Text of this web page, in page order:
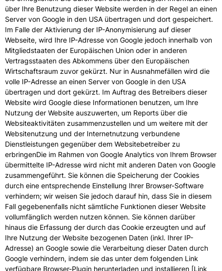
über Ihre Benutzung dieser Website werden in der Regel an einen
Server von Google in den USA übertragen und dort gespeichert.
Im Falle der Aktivierung der IP-Anonymisierung auf dieser
Webseite, wird Ihre IP-Adresse von Google jedoch innerhalb von
Mitgliedstaaten der Europäischen Union oder in anderen
Vertragsstaaten des Abkommens über den Europäischen
Wirtschaftsraum zuvor gekürzt. Nur in Ausnahmefällen wird die
volle IP-Adresse an einen Server von Google in den USA
übertragen und dort gekürzt. Im Auftrag des Betreibers dieser
Website wird Google diese Informationen benutzen, um Ihre
Nutzung der Website auszuwerten, um Reports über die
Websiteaktivitäten zusammenzustellen und um weitere mit der
Websitenutzung und der Internetnutzung verbundene
Dienstleistungen gegenüber dem Websitebetreiber zu
erbringenDie im Rahmen von Google Analytics von Ihrem Browser
übermittelte IP-Adresse wird nicht mit anderen Daten von Google
zusammengeführt. Sie können die Speicherung der Cookies
durch eine entsprechende Einstellung Ihrer Browser-Software
verhindern; wir weisen Sie jedoch darauf hin, dass Sie in diesem
Fall gegebenenfalls nicht sämtliche Funktionen dieser Website
vollumfänglich werden nutzen können. Sie können darüber
hinaus die Erfassung der durch das Cookie erzeugten und auf
Ihre Nutzung der Website bezogenen Daten (inkl. Ihrer IP-
Adresse) an Google sowie die Verarbeitung dieser Daten durch
Google verhindern, indem sie das unter dem folgenden Link
verfügbare Browser-Plugin herunterladen und installieren [Link